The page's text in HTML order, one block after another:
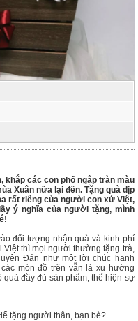
khắp các con phố ngập tràn màu
Xuân nữa lại đến. Tặng quà dịp
rất riêng của người con xứ Việt,
ý nghĩa của người tặng, mình
đối tượng nhận quà và kinh phí
thì mọi người thường tặng trà,
Đán như một lời chúc hạnh
món đồ trên vẫn là xu hướng
đầy đủ sản phẩm, thể hiện sự
tặng người thân, bạn bè?